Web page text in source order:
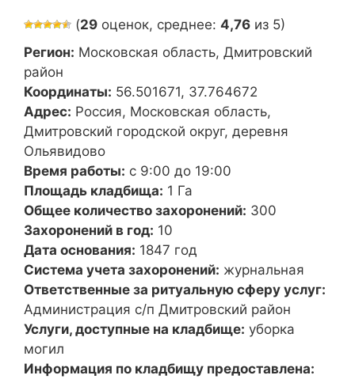
(29 оценок, среднее: 4,76 из 5)
Регион: Московская область, Дмитровский
район
Координаты: 56.501671, 37.764672
Адрес: Россия, Московская область,
Дмитровский городской округ, деревня
Ольявидово
Время работы: с 9:00 до 19:00
Площадь кладбища: 1 Га
Общее количество захоронений: 300
Захоронений в год: 10
Дата основания: 1847 год
Система учета захоронений: журнальная
Ответственные за ритуальную сферу услуг:
Администрация с/п Дмитровский район
Услуги, доступные на кладбище: уборка
могил
Информация по кладбищу предоставлена: